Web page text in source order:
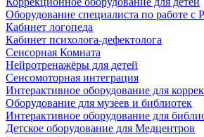
Оборудование специалиста по работе с
Кабинет логопеда
Кабинет психолога-дефектолога
Сенсорная Комната
Нейротренажёры для детей
Сенсомоторная интеграция
Интерактивное оборудование для
Оборудование для музеев и библиотек
Интерактивное оборудование для
Детское оборудование для Медцентров